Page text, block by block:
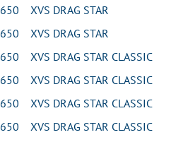
XVS DRAG STAR
XVS DRAG STAR
XVS DRAG STAR CLASSIC
XVS DRAG STAR CLASSIC
XVS DRAG STAR CLASSIC
XVS DRAG STAR CLASSIC